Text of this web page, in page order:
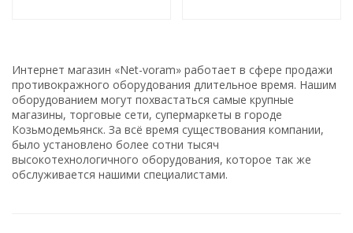
Интернет магазин «Net-voram» работает в сфере продажи
противокражного оборудования длительное время. Нашим
оборудованием могут похвастаться самые крупные
магазины, торговые сети, супермаркеты в городе
Козьмодемьянск. За всё время существования компании,
было установлено более сотни тысяч
высокотехнологичного оборудования, которое так же
обслуживается нашими специалистами.